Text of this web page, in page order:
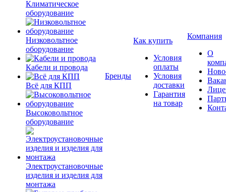
Климатическое
оборудование
Низковольтное
оборудование
Кабели и провода
Всё для КПП
Высоковольтное
оборудование
Электроустановочные
изделия и изделия для
монтажа
Бренды
Как купить
Условия
оплаты
Условия
доставки
Гарантия
на товар
Компания
О